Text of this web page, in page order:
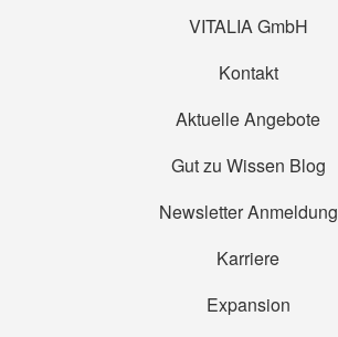
VITALIA GmbH
Kontakt
Aktuelle Angebote
Gut zu Wissen Blog
Newsletter Anmeldung
Karriere
Expansion